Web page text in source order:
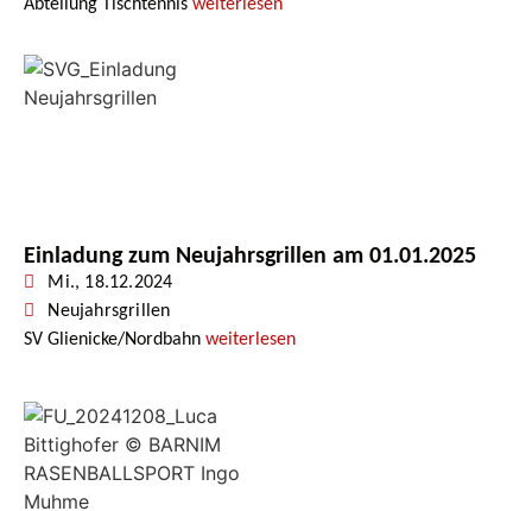
Abteilung Tischtennis weiterlesen
Einladung zum Neujahrsgrillen am 01.01.2025
Mi., 18.12.2024
Neujahrsgrillen
SV Glienicke/Nordbahn weiterlesen